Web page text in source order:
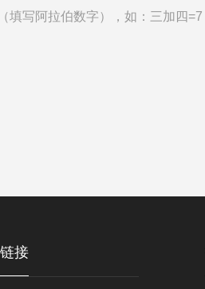
填写阿拉伯数字），如：三加四=7
接